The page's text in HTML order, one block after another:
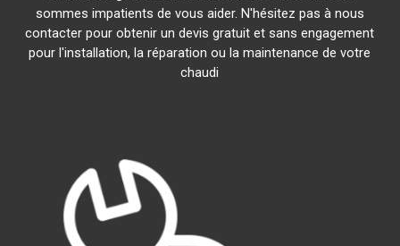
sommes impatients de vous aider. N'hésitez pas à nous
contacter pour obtenir un devis gratuit et sans engagement
pour l'installation, la réparation ou la maintenance de votre
chaudi